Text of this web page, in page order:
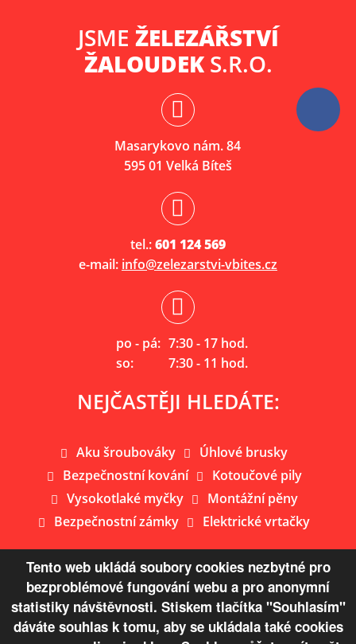
JSME ŽELEZÁŘSTVÍ
ŽALOUDEKS.R.O.
Masarykovo nám. 84
595 01 Velká Bíteš
tel.:601 124 569
e-mail: info@zelezarstvi-vbites.cz
po - pá: 7:30 - 17 hod.
so:
7:30 - 11 hod.
NEJČASTĚJI HLEDÁTE:
Aku šroubováky
Úhlové brusky
Bezpečnostní kování
Kotoučové pily
Vysokotlaké myčky
Montážní pěny
Bezpečnostní zámky
Elektrické vrtačky
Mapa webu
© Copyright 2026 Železářství Žaloudek s.r.o.
Tento web ukládá soubory cookies nezbytné pro
bezproblémové fungování webu a pro anonymní
statistiky návštěvnosti. Stiskem tlačítka "Souhlasím"
dáváte souhlas k tomu, aby se ukládala také cookies